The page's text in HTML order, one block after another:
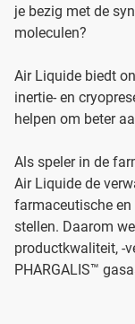
je bezig met de
moleculen?
Air Liquide biedt
inertie- en
helpen om beter
Als speler in de
Air Liquide de
farmaceutische
stellen. Daarom
productkwaliteit, -
PHARGALIS™